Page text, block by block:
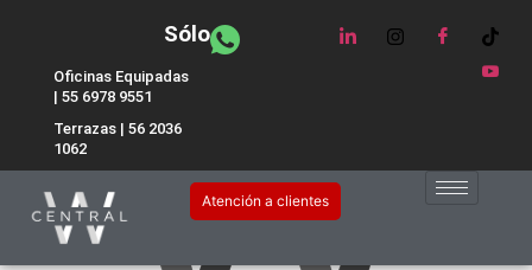
Sólo
Oficinas Equipadas
| 55 6978 9551
Terrazas | 56 2036
1062
Atención a clientes
Cómo atraer y retener el
talento de tu empresa